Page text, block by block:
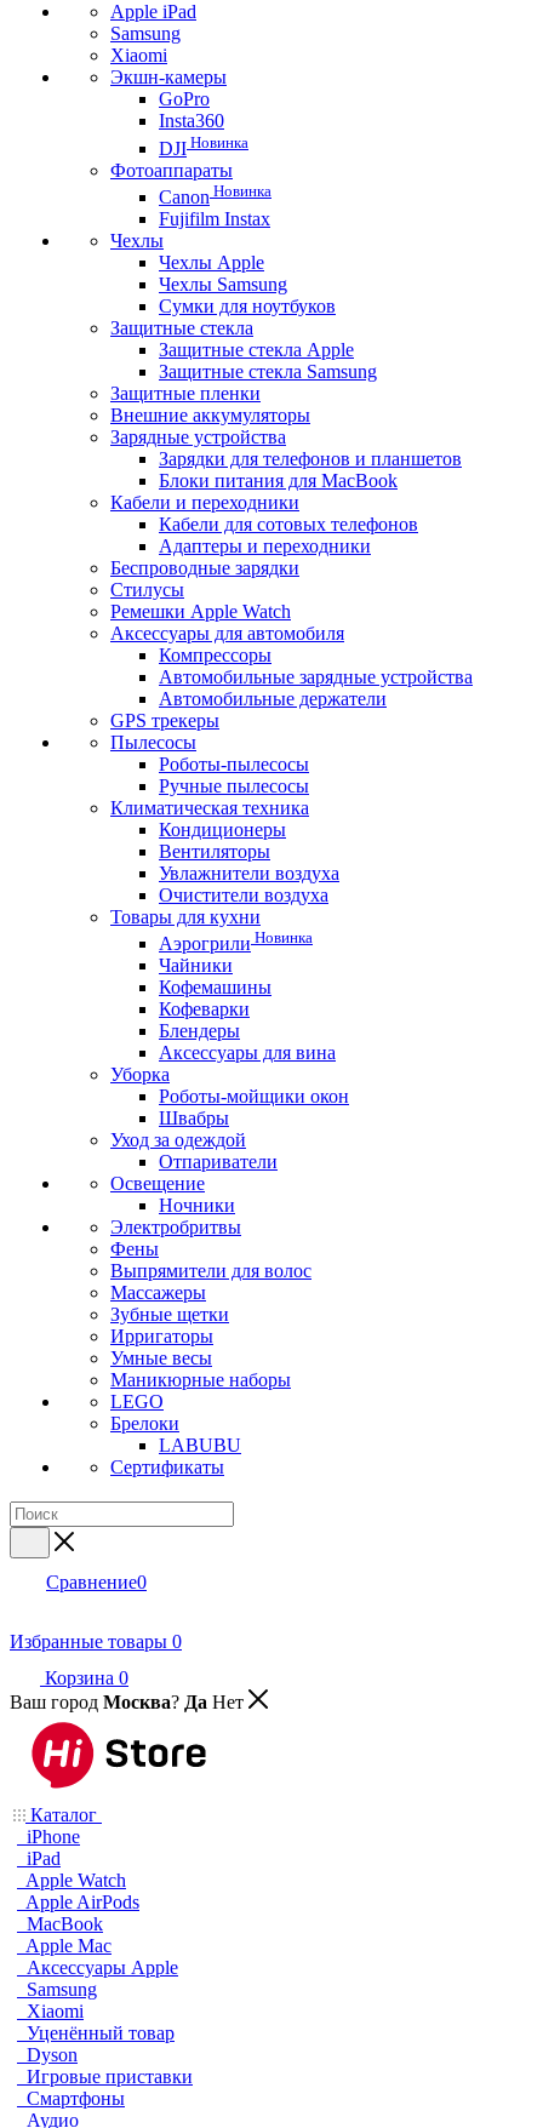
Apple iPad
Samsung
Xiaomi
Экшн-камеры
GoPro
Insta360
DJI Новинка
Фотоаппараты
Canon Новинка
Fujifilm Instax
Чехлы
Чехлы Apple
Чехлы Samsung
Сумки для ноутбуков
Защитные стекла
Защитные стекла Apple
Защитные стекла Samsung
Защитные пленки
Внешние аккумуляторы
Зарядные устройства
Зарядки для телефонов и планшетов
Блоки питания для MacBook
Кабели и переходники
Кабели для сотовых телефонов
Адаптеры и переходники
Беспроводные зарядки
Стилусы
Ремешки Apple Watch
Аксессуары для автомобиля
Компрессоры
Автомобильные зарядные устройства
Автомобильные держатели
GPS трекеры
Пылесосы
Роботы-пылесосы
Ручные пылесосы
Климатическая техника
Кондиционеры
Вентиляторы
Увлажнители воздуха
Очистители воздуха
Товары для кухни
Аэрогрили Новинка
Чайники
Кофемашины
Кофеварки
Блендеры
Аксессуары для вина
Уборка
Роботы-мойщики окон
Швабры
Уход за одеждой
Отпариватели
Освещение
Ночники
Электробритвы
Фены
Выпрямители для волос
Массажеры
Зубные щетки
Ирригаторы
Умные весы
Маникюрные наборы
LEGO
Брелоки
LABUBU
Сертификаты
Сравнение0
Избранные товары 0
Корзина 0
Ваш город Москва? Да Нет
Каталог
iPhone
iPad
Apple Watch
Apple AirPods
MacBook
Apple Mac
Аксессуары Apple
Samsung
Xiaomi
Уценённый товар
Dyson
Игровые приставки
Смартфоны
Аудио